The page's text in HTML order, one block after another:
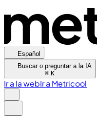
Español
Buscar o preguntar a la IA
⌘ K
Ir a la webIr a Metricool